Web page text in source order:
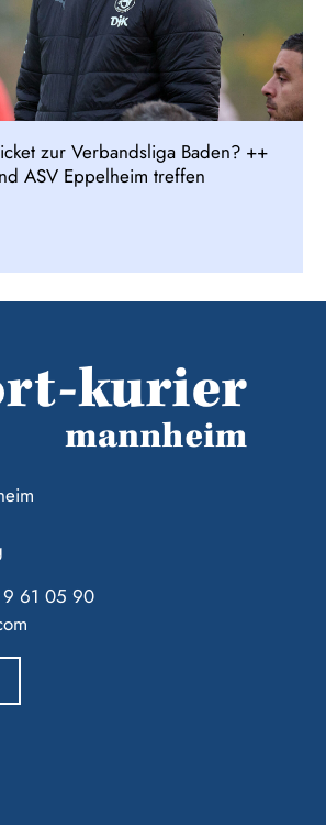
zur Verbandsliga Baden? ++
ASV Eppelheim treffen
61 05 90